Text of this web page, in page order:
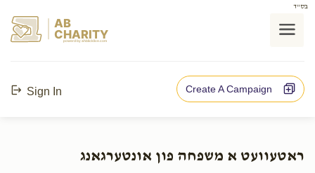
בס"ד
AB
CHARITY
powerd by ahblicklive.com
Sign In Create A Campaign
ראטעוועט א משפחה פון אונטערגאנג